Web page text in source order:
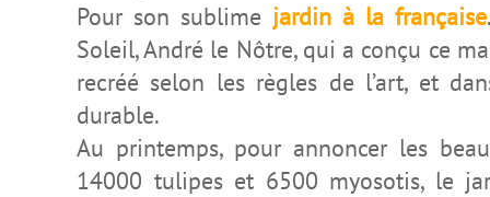
Pour son sublime jardin à la française
Soleil, André le Nôtre, qui a conçu ce
recréé selon les règles de l’art, et
durable.
Au printemps, pour annoncer les
14000 tulipes et 6500 myosotis, le